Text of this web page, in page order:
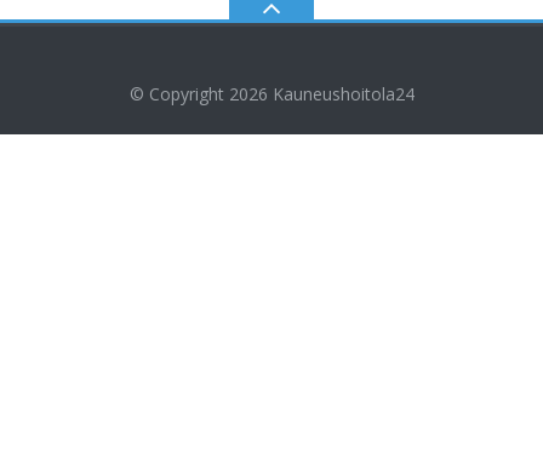
© Copyright 2026 Kauneushoitola24